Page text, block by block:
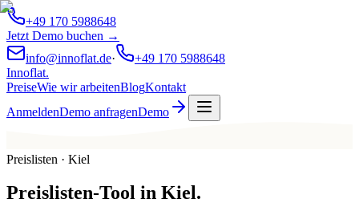
+49 170 5988648
Jetzt Demo buchen →
info@innoflat.de·
+49 170 5988648
Innoflat.
PreiseWie wir arbeitenBlogKontakt
AnmeldenDemo anfragenDemo
Preislisten · Kiel
Preislisten-Tool in Kiel.